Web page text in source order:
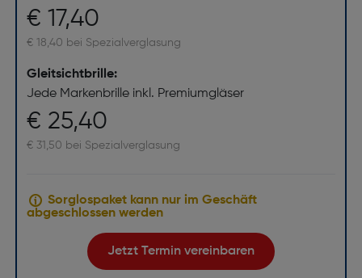
€ 17,40
€ 18,40 bei Spezialverglasung
Gleitsichtbrille:
Jede Markenbrille inkl. Premiumgläser
€ 25,40
€ 31,50 bei Spezialverglasung
Sorglospaket kann nur im Geschäft
abgeschlossen werden
Jetzt Termin vereinbaren